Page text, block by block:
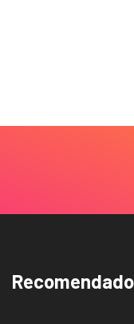
Recomendado